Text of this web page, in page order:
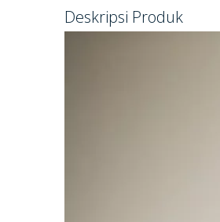
Deskripsi Produk